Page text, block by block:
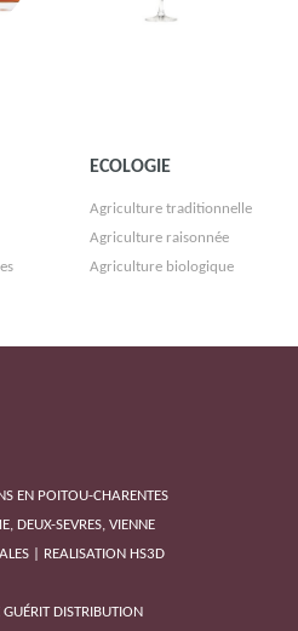
ECOLOGIE
Agriculture traditionnelle
Agriculture raisonnée
Agriculture biologique
EN POITOU-CHARENTES
DEUX-SEVRES, VIENNE
REALISATION HS3D
DISTRIBUTION